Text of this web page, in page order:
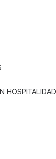
HOSPITALIDAD